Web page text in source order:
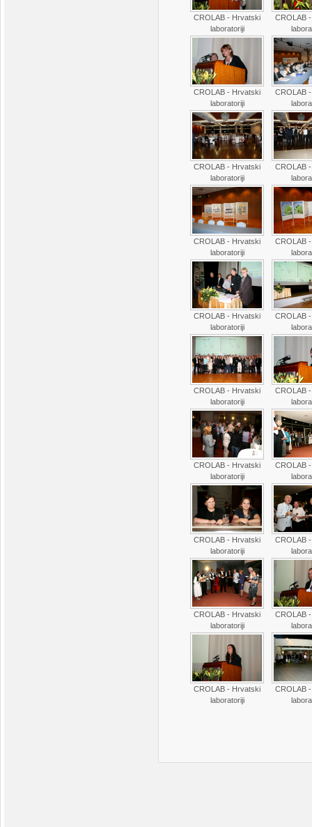
CROLAB - Hrvatski
laboratoriji
CROLAB
CROLAB - Hrvatski
laboratoriji
CROLAB
CROLAB - Hrvatski
laboratoriji
CROLAB
CROLAB - Hrvatski
laboratoriji
CROLAB
CROLAB - Hrvatski
laboratoriji
CROLAB
CROLAB - Hrvatski
laboratoriji
CROLAB
CROLAB - Hrvatski
laboratoriji
CROLAB
CROLAB - Hrvatski
laboratoriji
CROLAB
CROLAB - Hrvatski
laboratoriji
CROLAB
CROLAB - Hrvatski
laboratoriji
CROLAB